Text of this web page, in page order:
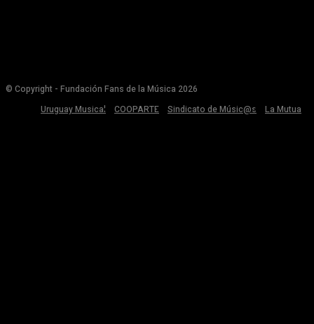
© Copyright - Fundación Fans de la Música 2026
Uruguay Musical
COOPARTE Sindicato de Músic@s La Mutua